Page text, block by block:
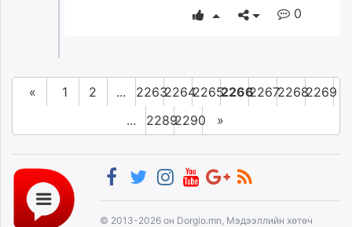
0
« 1 2 ... 2263226422652266226722682269
...
22892290 »
© 2013-2026 он Dorgio.mn, Мэдээллийн хөтөч